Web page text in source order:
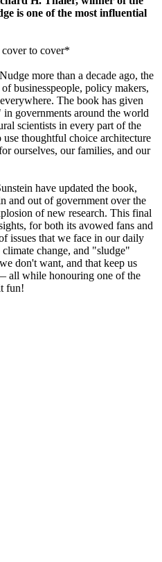
is one of the most influential
to cover*
more than a decade ago, the
businesspeople, policy makers,
The book has given
governments around the world
scientists in every part of the
thoughtful choice architecture
ourselves, our families, and our
have updated the book,
and out of government over the
of new research. This final
for both its avowed fans and
issues that we face in our daily
change, and "sludge"
don't want, and that keep us
all while honouring one of the
fun!